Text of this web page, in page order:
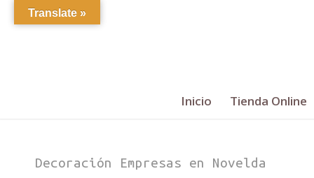
Inicio Tienda Online
Decoración Empresas en Novelda
Translate »